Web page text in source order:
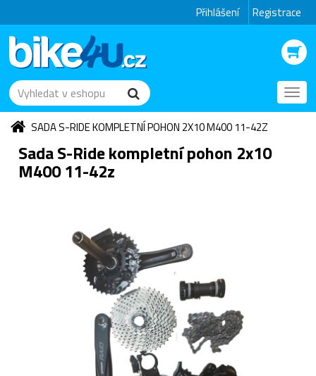
Přihlášení Registrace
SADA S-RIDE KOMPLETNÍ POHON 2X10 M400 11-42Z
Sada S-Ride kompletní pohon 2x10
M400 11-42z